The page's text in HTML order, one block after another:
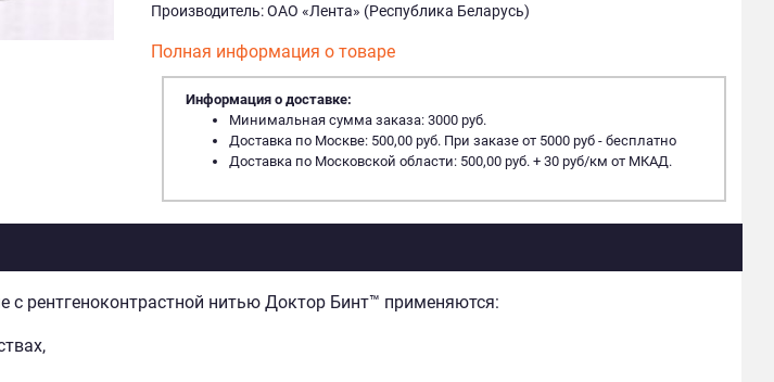
Производитель: ОАО «Лента» (Республика Беларусь)
Полная информация о товаре
Информация о доставке:
Минимальная сумма заказа: 3000 руб.
Доставка по Москве: 500,00 руб. При заказе от 5000 руб - бесплатно
Доставка по Московской области: 500,00 руб. + 30 руб/км от МКАД.
с рентгеноконтрастной нитью Доктор Бинт™ применяются: